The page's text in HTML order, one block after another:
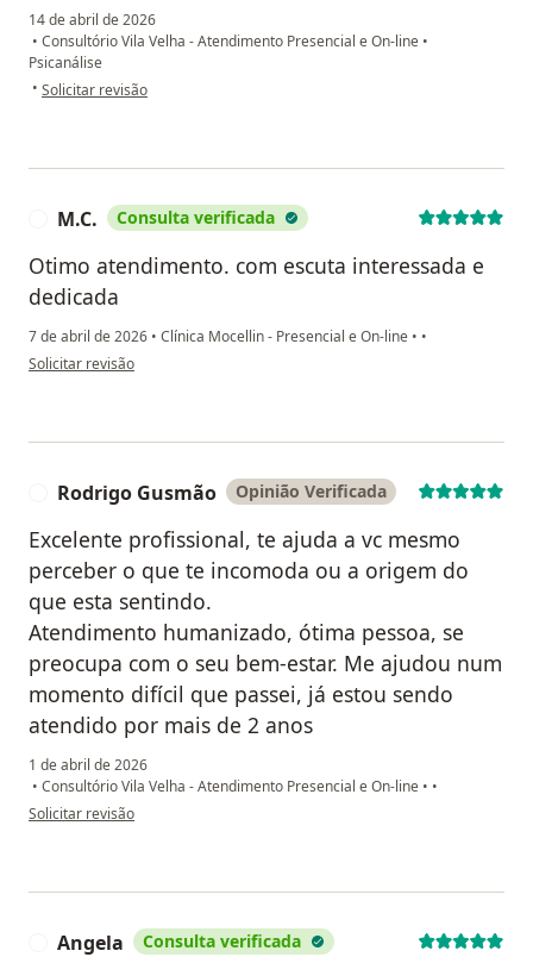
14 de abril de 2026
• Consultório Vila Velha - Atendimento Presencial e On-line •
Psicanálise
• na opinião do utilizador danielle araujo
Solicitar revisão
M.C. Consulta verificada
Otimo atendimento. com escuta interessada e
dedicada
7 de abril de 2026 • Clínica Mocellin - Presencial e On-line • •
na opinião do utilizador M.C.
Solicitar revisão
Rodrigo Gusmão Opinião Verificada
Excelente profissional, te ajuda a vc mesmo
perceber o que te incomoda ou a origem do
que esta sentindo.
Atendimento humanizado, ótima pessoa, se
preocupa com o seu bem-estar. Me ajudou num
momento difícil que passei, já estou sendo
atendido por mais de 2 anos
1 de abril de 2026
• Consultório Vila Velha - Atendimento Presencial e On-line • •
na opinião do utilizador Rodrigo Gusmão
Solicitar revisão
Angela Consulta verificada